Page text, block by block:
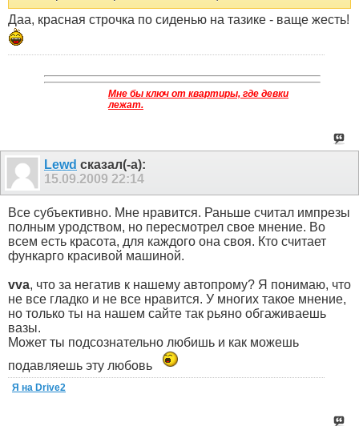
Даа, красная строчка по сиденью на тазике - ваще жесть!
Мне бы ключ от квартиры, где девки
лежат.
Lewd сказал(-а):
15.09.2009 22:14
Все субъективно. Мне нравится. Раньше считал импрезы
полным уродством, но пересмотрел свое мнение. Во
всем есть красота, для каждого она своя. Кто считает
функарго красивой машиной.
vva, что за негатив к нашему автопрому? Я понимаю, что
не все гладко и не все нравится. У многих такое мнение,
но только ты на нашем сайте так рьяно обгаживаешь
вазы.
Может ты подсознательно любишь и как можешь
подавляешь эту любовь
Я на Drive2